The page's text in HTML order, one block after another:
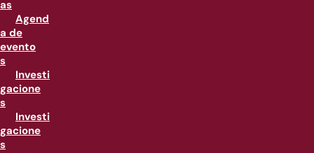
as
Agend
a de
evento
s
Investi
gacione
s
Investi
gacione
s